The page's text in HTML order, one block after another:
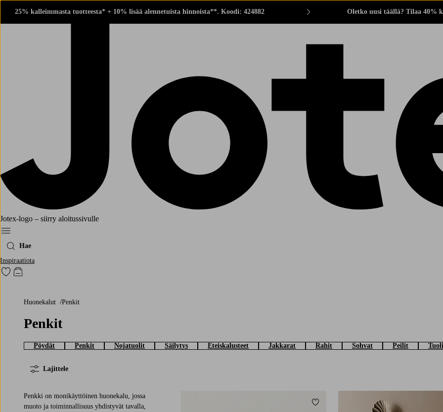
25% kalleimmasta tuotteesta* + 10% lisää alennetuista hinnoista**. Koodi: 424882 Oletko uusi täällä? Tilaa 40%
Jotex-logo – siirry aloitussivulle
Menu
Hae
Inspiraatiota
Siirry merkittyihin suosikkituotteisiin
Siirry ostoskoriin
Huonekalut Penkit
Penkit
Pöydät Penkit Nojatuolit Säilytys Eteiskalusteet Jakkarat Rahit Sohvat Peilit
Lajittele
Penkki on monikäyttöinen huonekalu, jossa
muoto ja toiminnallisuus yhdistyvät tavalla,
Lisää suosikkeihin